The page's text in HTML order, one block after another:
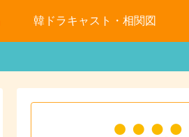
韓ドラキャスト・相関図